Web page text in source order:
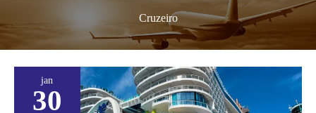
Cruzeiro
jan
30
Icon
of
The
Seas: